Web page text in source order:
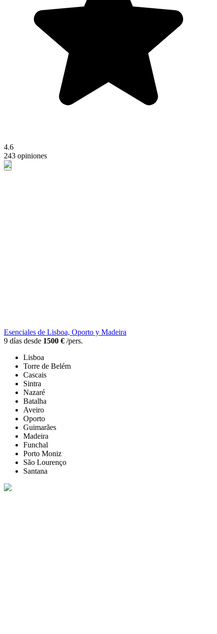
4.6
243 opiniones
Esenciales de Lisboa, Oporto y Madeira
9 días desde 1500 € /pers.
Lisboa
Torre de Belém
Cascais
Sintra
Nazaré
Batalha
Aveiro
Oporto
Guimarães
Madeira
Funchal
Porto Moniz
São Lourenço
Santana